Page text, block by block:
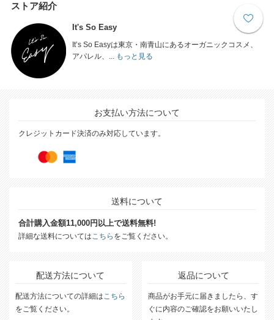
ストア紹介
It's So Easy
It’s So Easyは東京・南青山にあるオーガニックコスメ、
アパレル、...もっと見る
お支払い方法について
クレジットカード決済のみ対応しています。
送料について
合計購入金額11,000円以上で送料無料!
詳細な送料についてはこちら をご覧ください。
配送方法について
配送方法についての詳細はこちら
をご覧ください。
返品について
商品がお手元に届きましたら、す
ぐに内容のご確認をお願いいたし